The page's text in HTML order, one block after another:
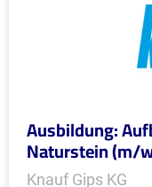
Ausbildung:
Naturstein (m/
Knauf Gips KG